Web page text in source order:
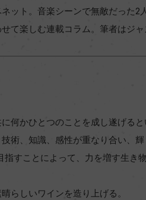
ット。音楽シーンで無敵だった
て楽しむ連載コラム。筆者はジ
何かひとつのことを成し遂げると
術、知識、感性が重なり合い、
指すことによって、力を増す生
らしいワインを造り上げる。